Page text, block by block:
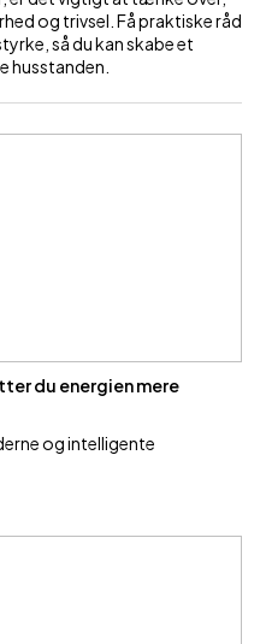
og trivsel. Få praktiske råd
så du kan skabe et
husstanden.
du energien mere
og intelligente